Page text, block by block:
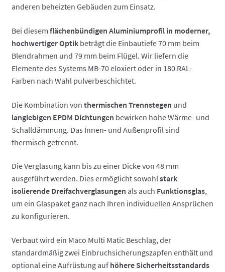
anderen beheizten Gebäuden zum Einsatz.
Bei diesem flächenbündigen Aluminiumprofil in moderner,
hochwertiger Optik beträgt die Einbautiefe 70 mm beim
Blendrahmen und 79 mm beim Flügel. Wir liefern die
Elemente des Systems MB-70 eloxiert oder in 180 RAL-
Farben nach Wahl pulverbeschichtet.
Die Kombination von thermischen Trennstegen und
langlebigen EPDM Dichtungen bewirken hohe Wärme- und
Schalldämmung. Das Innen- und Außenprofil sind
thermisch getrennt.
Die Verglasung kann bis zu einer Dicke von 48 mm
ausgeführt werden. Dies ermöglicht sowohlstark
isolierende Dreifachverglasungen als auch Funktionsglas,
um ein Glaspaket ganz nach Ihren individuellen Ansprüchen
zu konfigurieren.
Verbaut wird ein Maco Multi Matic Beschlag, der
standardmäßig zwei Einbruchsicherungszapfen enthält und
optional eine Aufrüstung aufhöhere Sicherheitsstandards